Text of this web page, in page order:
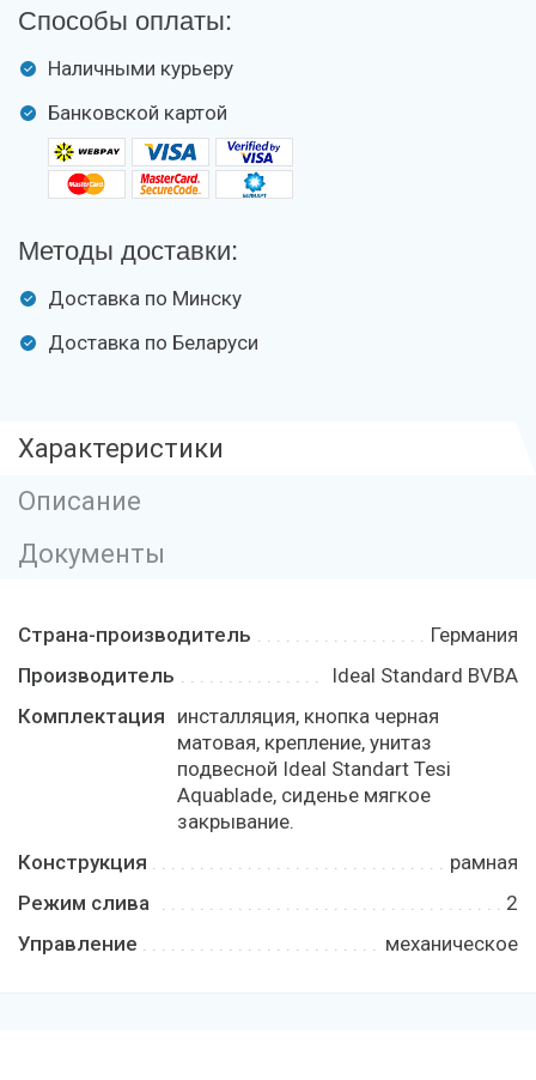
Способы оплаты:
Наличными курьеру
Банковской картой
Методы доставки:
Доставка по Минску
Доставка по Беларуси
Характеристики
Описание
Документы
Страна-производитель
Германия
Производитель
Ideal Standard BVBA
Комплектация инсталляция, кнопка черная
матовая, крепление, унитаз
подвесной Ideal Standart Tesi
Aquablade, сиденье мягкое
закрывание.
Конструкция
рамная
Режим слива
2
Управление
механическое